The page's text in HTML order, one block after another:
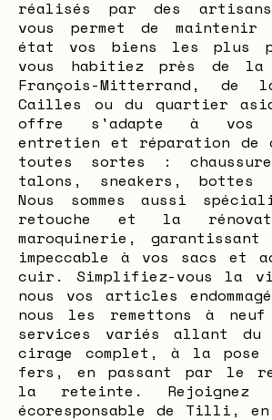
réalisés par des artisans
vous permet de maintenir
état vos biens les plus
vous habitiez près de la
François-Mitterrand, de
Cailles ou du quartier
offre s'adapte à vos
entretien et réparation de
toutes sortes :
talons, sneakers, bottes
Nous sommes aussi
retouche et la
maroquinerie,
impeccable à vos sacs et
cuir. Simplifiez-vous la
nous vos articles
nous les remettons à
services variés allant du
cirage complet, à la
fers, en passant par le
la reteinte. Rejoignez
écoresponsable de Tilli,